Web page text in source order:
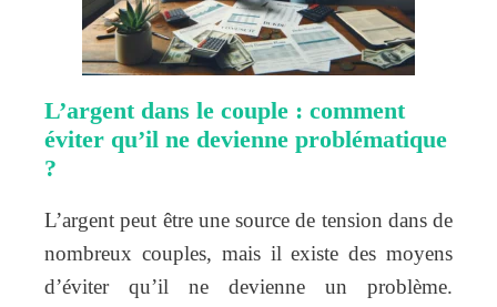
L’argent dans le couple : comment
éviter qu’il ne devienne problématique
?
L’argent peut être une source de tension dans de
nombreux couples, mais il existe des moyens
d’éviter qu’il ne devienne un problème.